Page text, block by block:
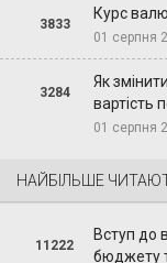
3833
Курс
01 серпня
3284
Як
вартість
01 серпня
НАЙБІЛЬШЕ
11222
Вступ до
бюджету